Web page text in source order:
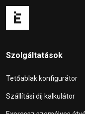
Szolgáltatások
Tetőablak konfigurátor
Szállítási díj kalkulátor